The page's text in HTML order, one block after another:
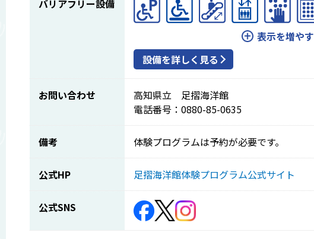
バリアフリー設備
表示を増やす
設備を詳しく見る
お問い合わせ
高知県立 足摺海洋館
電話番号：0880-85-0635
備考 体験プログラムは予約が必要です。
公式HP 足摺海洋館体験プログラム公式サイト
公式SNS